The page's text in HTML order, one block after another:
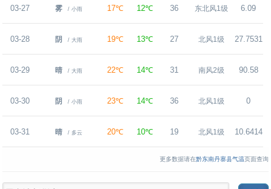
03-27 雾 / 小雨 17℃ 12℃ 36 东北风1级 6.09
03-28 阴 / 大雨 19℃ 13℃ 27 北风1级 27.7531
03-29 晴 / 大雨 22℃ 14℃ 31 南风2级 90.58
03-30 阴 / 小雨 23℃ 14℃ 36 北风1级 0
03-31 晴 / 多云 20℃ 10℃ 19 北风1级 10.6414
更多数据请在黔东南丹寨县气温页面查询